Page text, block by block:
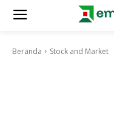
Beranda Stock and Market